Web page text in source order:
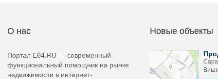
О нас
Портал E64.RU — современный
функциональный помощник на рынке
недвижимости в интернет-
Новые объекты